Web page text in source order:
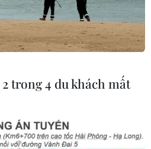
trong 4 du khách mất